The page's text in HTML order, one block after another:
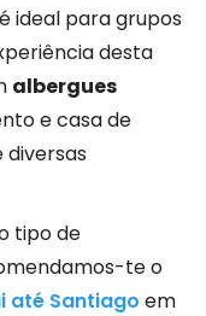
é ideal para grupos
desta
albergues
e casa de
tipo de
te o
até Santiago em